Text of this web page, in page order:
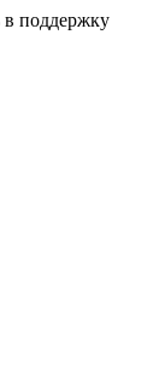
в поддержку